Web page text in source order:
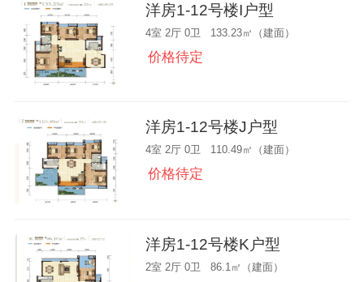
洋房1-12号楼I户型
4室 2厅 0卫 133.23㎡（建面）
价格待定
洋房1-12号楼J户型
4室 2厅 0卫 110.49㎡（建面）
价格待定
洋房1-12号楼K户型
2室 2厅 0卫 86.1㎡（建面）